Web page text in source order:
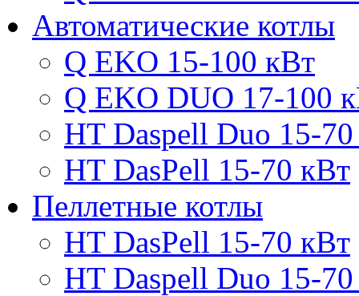
Автоматические котлы
Q EKO 15-100 кВт
Q EKO DUO 17-100
HT Daspell Duo 15-
HT DasPell 15-70 кВт
Пеллетные котлы
HT DasPell 15-70 кВт
HT Daspell Duo 15-